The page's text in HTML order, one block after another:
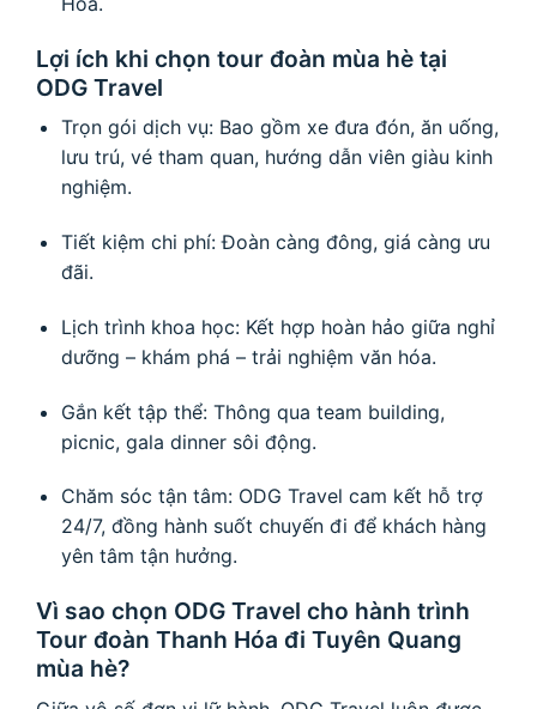
Lợi ích khi chọn tour đoàn mùa hè tại
ODG Travel
Trọn gói dịch vụ: Bao gồm xe đưa đón, ăn uống,
lưu trú, vé tham quan, hướng dẫn viên giàu kinh
nghiệm.
Tiết kiệm chi phí: Đoàn càng đông, giá càng ưu
đãi.
Lịch trình khoa học: Kết hợp hoàn hảo giữa nghỉ
dưỡng – khám phá – trải nghiệm văn hóa.
Gắn kết tập thể: Thông qua team building,
picnic, gala dinner sôi động.
Chăm sóc tận tâm: ODG Travel cam kết hỗ trợ
24/7, đồng hành suốt chuyến đi để khách hàng
yên tâm tận hưởng.
Vì sao chọn ODG Travel cho hành trình
Tour đoàn Thanh Hóa đi Tuyên Quang
mùa hè?